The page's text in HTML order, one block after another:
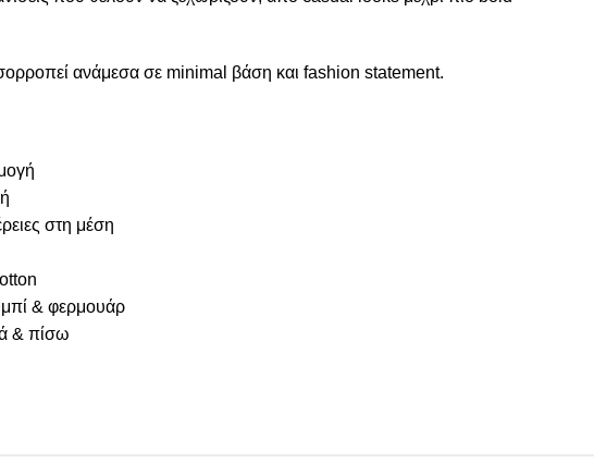
ανάμεσα σε minimal βάση και fashion statement.
στη μέση
& φερμουάρ
& πίσω